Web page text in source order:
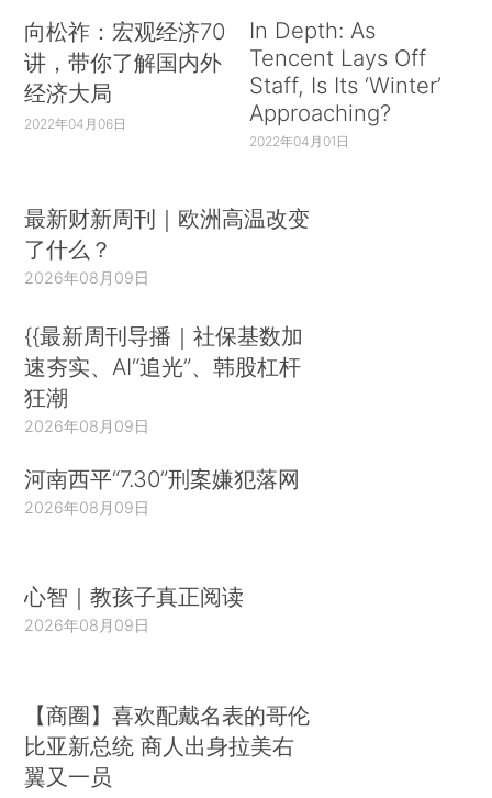
向松祚：宏观经济70
讲，带你了解国内外
经济大局
2022年04月06日
In Depth: As
Tencent Lays Off
Staff, Is Its ‘Winter’
Approaching?
2022年04月01日
最新财新周刊｜欧洲高温改变
了什么？
2026年08月09日
{{最新周刊导播｜社保基数加
速夯实、AI“追光”、韩股杠杆
狂潮
2026年08月09日
河南西平“7.30”刑案嫌犯落网
2026年08月09日
心智｜教孩子真正阅读
2026年08月09日
【商圈】喜欢配戴名表的哥伦
比亚新总统 商人出身拉美右
翼又一员